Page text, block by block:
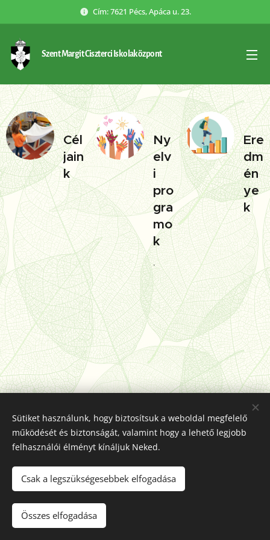
Cím: 7621 Pécs, Apáca u. 23.
Szent Margit Ciszterci Iskolaközpont
Cél
jain
k
Ny
elv
i
pro
gra
mo
k
.
Ere
dm
én
ye
k
© 2025 Szent Margit Ciszterci Óvoda, Általános Iskola,
Alapfokú Művészeti Iskola és Kollégium
Sütiket használunk, hogy biztosítsuk a weboldal megfelelő
működését és biztonságát, valamint hogy a lehető legjobb
felhasználói élményt kínáljuk Neked.
Csak a legszükségesebbek elfogadása
Összes elfogadása